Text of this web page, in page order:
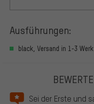
Ausführungen:
black, Versand in 1-3
Sei der Erste und